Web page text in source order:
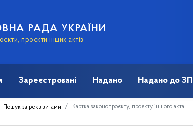
РАДА УКРАЇНИ
проєкти інших актів
Зареєстровані Надано Надано до ЗП
Пошук за реквізитами Картка законопроєкту, проєкту іншого акта